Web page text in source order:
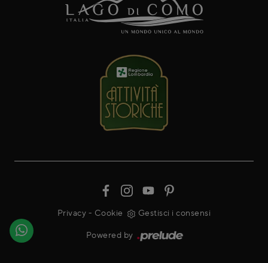
Privacy - Cookie Gestisci i consensi
Powered by